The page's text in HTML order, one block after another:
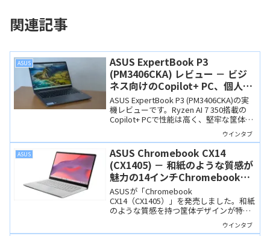
関連記事
ASUS
ASUS ExpertBook P3
(PM3406CKA) レビュー － ビジ
ネス向けのCopilot+ PC、個人ユ
ーザーの様々なニーズにも合いま
す
ASUS ExpertBook P3 (PM3406CKA)の実
機レビューです。Ryzen AI 7 350搭載の
Copilot+ PCで性能は高く、堅牢な筐体、
快適なキーボード、高音質なスピーカー
も魅力です。ビジネス専用機とするには
もったいないくらいに素晴らしい14イン
チノートPCです。
ウインタブ
ASUS
ASUS Chromebook CX14
(CX1405) － 和紙のような質感が
魅力の14インチChromebook。
スペックはミニマムです
ASUSが「Chromebook
CX14（CX1405）」を発売しました。和紙
のような質感を持つ筐体デザインが特徴
で、システムスペックはミニマム。ブラ
ウインタブ